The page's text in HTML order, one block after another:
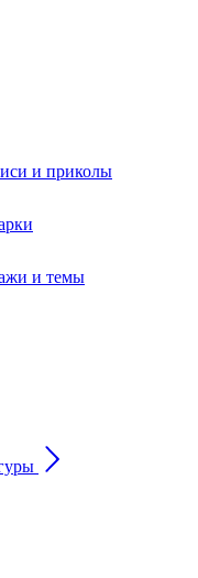
и приколы
и темы